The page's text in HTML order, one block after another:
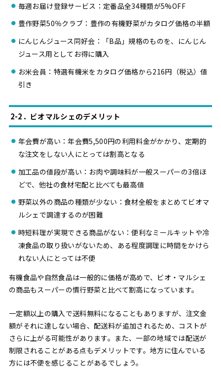
毎週お届け登録サービス：定番品全34種類が5%OFF
豊作野菜50％クラブ：豊作の有機野菜がカタログ価格の半額
にんじんジュース同好会：「B品」規格のものを、にんじん
ジュース用としてお得に購入
お米会員：特選有機米をカタログ価格から216円（税込）値
引き
2-2．ビオマルシェのデメリット
年会費が高い：年会費5,500円の利用料金がかかり、定期的
な注文をしない人にとっては割高となる
加工品の値段が高い：お肉や調味料が一般スーパーの3倍ほ
どで、他社の食材宅配と比べても最高値
野菜以外の商品の種類が少ない：食材全般をまとめてビオマ
ルシェで調達するのが困難
時短料理が実現できる商品がない：便利なミールキットや冷
凍食品の取り扱いがないため、ある程度調理に時間をかけら
れない人にとっては不便
有機食品や自然食品は一般的に価格が高めで、ビオ・マルシェ
の商品もスーパーの慣行野菜と比べて割高になっています。
一定額以上の購入で送料無料になることもありますが、注文金
額がそれに達しない場合、配送料が追加されるため、コストが
さらに上がる可能性があります。また、一部の地域では配送が
制限されることがある点もデメリットです。地方に住んでいる
方には不便を感じることがあるでしょう。